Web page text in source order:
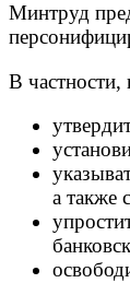
Минтруд
В
а также